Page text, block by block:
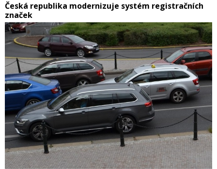
​Česká republika modernizuje systém registračních
značek